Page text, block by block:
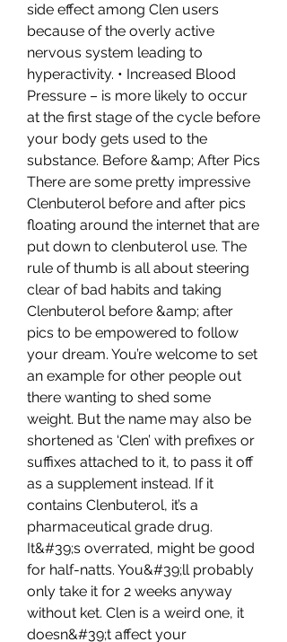
side effect among Clen users
because of the overly active
nervous system leading to
hyperactivity. • Increased Blood
Pressure – is more likely to occur
at the first stage of the cycle before
your body gets used to the
substance. Before &amp; After Pics
There are some pretty impressive
Clenbuterol before and after pics
floating around the internet that are
put down to clenbuterol use. The
rule of thumb is all about steering
clear of bad habits and taking
Clenbuterol before &amp; after
pics to be empowered to follow
your dream. You’re welcome to set
an example for other people out
there wanting to shed some
weight. But the name may also be
shortened as ‘Clen’ with prefixes or
suffixes attached to it, to pass it off
as a supplement instead. If it
contains Clenbuterol, it’s a
pharmaceutical grade drug.
It&#39;s overrated, might be good
for half-natts. You&#39;ll probably
only take it for 2 weeks anyway
without ket. Clen is a weird one, it
doesn&#39;t affect your